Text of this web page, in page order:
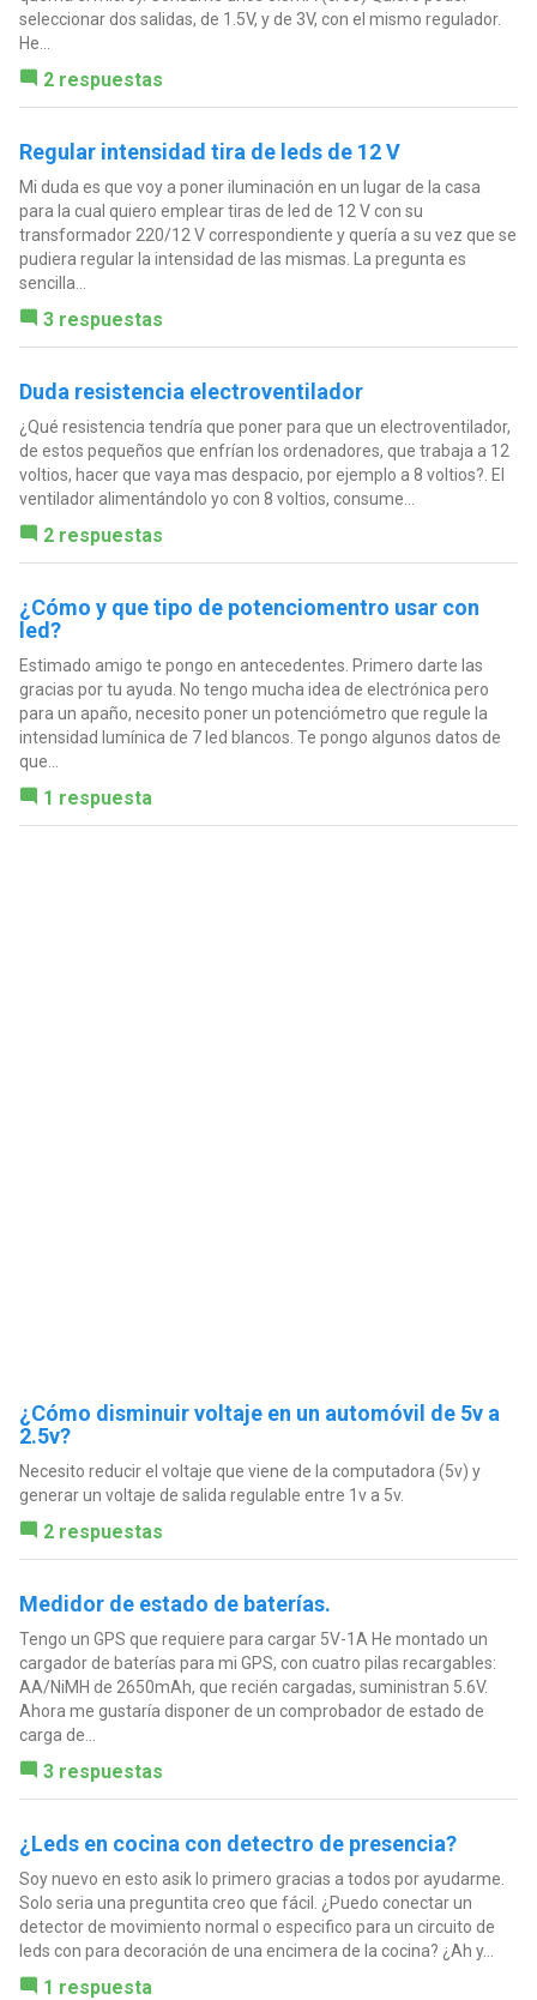
seleccionar dos salidas, de 1.5V, y de 3V, con el mismo regulador.
He...
2 respuestas
Regular intensidad tira de leds de 12 V
Mi duda es que voy a poner iluminación en un lugar de la casa
para la cual quiero emplear tiras de led de 12 V con su
transformador 220/12 V correspondiente y quería a su vez que se
pudiera regular la intensidad de las mismas. La pregunta es
sencilla...
3 respuestas
Duda resistencia electroventilador
¿Qué resistencia tendría que poner para que un electroventilador,
de estos pequeños que enfrían los ordenadores, que trabaja a 12
voltios, hacer que vaya mas despacio, por ejemplo a 8 voltios?. El
ventilador alimentándolo yo con 8 voltios, consume...
2 respuestas
¿Cómo y que tipo de potenciomentro usar con
led?
Estimado amigo te pongo en antecedentes. Primero darte las
gracias por tu ayuda. No tengo mucha idea de electrónica pero
para un apaño, necesito poner un potenciómetro que regule la
intensidad lumínica de 7 led blancos. Te pongo algunos datos de
que...
1 respuesta
¿Cómo disminuir voltaje en un automóvil de 5v a
2.5v?
Necesito reducir el voltaje que viene de la computadora (5v) y
generar un voltaje de salida regulable entre 1v a 5v.
2 respuestas
Medidor de estado de baterías.
Tengo un GPS que requiere para cargar 5V-1A He montado un
cargador de baterías para mi GPS, con cuatro pilas recargables:
AA/NiMH de 2650mAh, que recién cargadas, suministran 5.6V.
Ahora me gustaría disponer de un comprobador de estado de
carga de...
3 respuestas
¿Leds en cocina con detectro de presencia?
Soy nuevo en esto asik lo primero gracias a todos por ayudarme.
Solo seria una preguntita creo que fácil. ¿Puedo conectar un
detector de movimiento normal o especifico para un circuito de
leds con para decoración de una encimera de la cocina? ¿Ah y...
1 respuesta